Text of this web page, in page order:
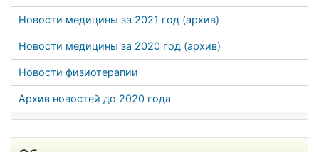
Новости медицины за 2021 год (архив)
Новости медицины за 2020 год (архив)
Новости физиотерапии
Архив новостей до 2020 года